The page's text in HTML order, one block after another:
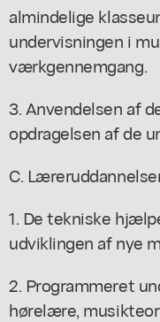
almindelige
undervisningen i
værkgennemgang.
3. Anvendelsen af
opdragelsen af de
C.
1. De tekniske
udviklingen af nye
2. Programmeret
hørelære,